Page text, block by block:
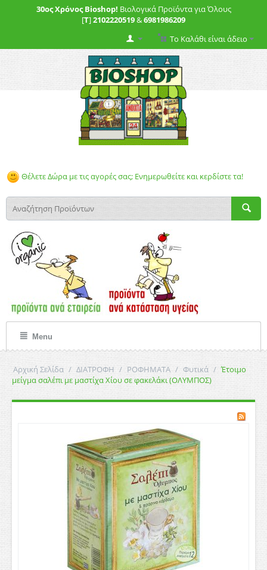
30ος Χρόνος Bioshop! Βιολογικά Προϊόντα για Όλους
[T]2102220519&6981986209
Το Καλάθι είναι άδειο
Θέλετε Δώρα με τις αγορές σας; Ενημερωθείτε και κερδίστε τα!
Menu
Αρχική Σελίδα / ΔΙΑΤΡΟΦΗ / ΡΟΦΗΜΑΤΑ / Φυτικά / Έτοιμο
μείγμα σαλέπι με μαστίχα Χίου σε φακελάκι (ΟΛΥΜΠΟΣ)